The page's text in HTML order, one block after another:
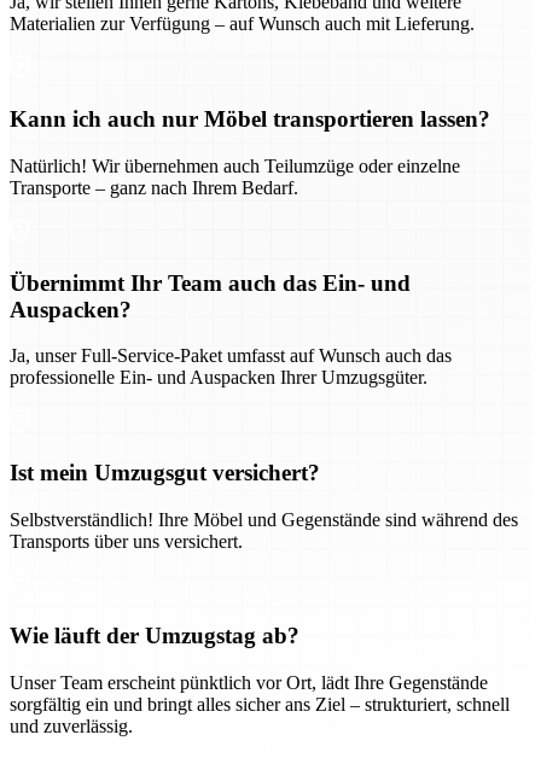
Materialien zur Verfügung – auf Wunsch auch mit Lieferung.
Kann ich auch nur Möbel transportieren lassen?
Natürlich! Wir übernehmen auch Teilumzüge oder einzelne
Transporte – ganz nach Ihrem Bedarf.
Übernimmt Ihr Team auch das Ein- und
Auspacken?
Ja, unser Full-Service-Paket umfasst auf Wunsch auch das
professionelle Ein- und Auspacken Ihrer Umzugsgüter.
Ist mein Umzugsgut versichert?
Selbstverständlich! Ihre Möbel und Gegenstände sind während des
Transports über uns versichert.
Wie läuft der Umzugstag ab?
Unser Team erscheint pünktlich vor Ort, lädt Ihre Gegenstände
sorgfältig ein und bringt alles sicher ans Ziel – strukturiert, schnell
und zuverlässig.